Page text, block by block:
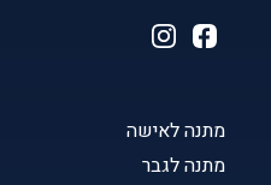
מתנה לאישה
מתנה לגבר